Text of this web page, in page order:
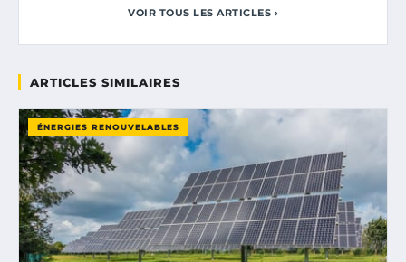
VOIR TOUS LES ARTICLES ›
ARTICLES SIMILAIRES
ÉNERGIES RENOUVELABLES